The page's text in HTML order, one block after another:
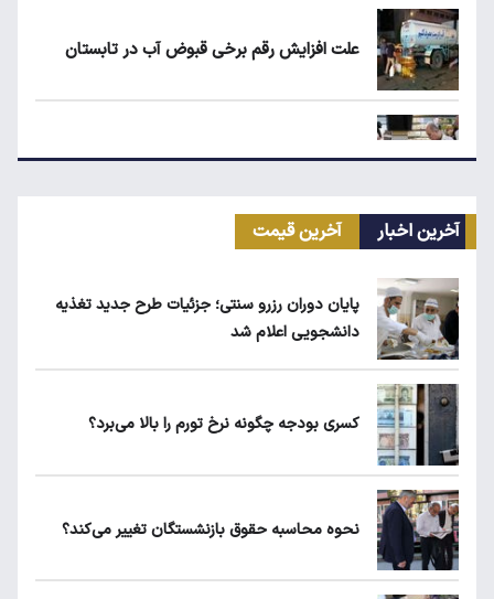
علت افزایش رقم برخی قبوض آب در تابستان
مرغ گران می‌شود
یارانه نقدی و کالابرگ این افراد حذف شد
لبنیات دوباره گران می‌شود؟
آخرین اخبار آخرین قیمت
پایان دوران رزرو سنتی؛ جزئیات طرح جدید تغذیه
دانشجویی اعلام شد
کسری بودجه چگونه نرخ تورم را بالا می‌برد؟
نحوه محاسبه حقوق بازنشستگان تغییر می‌کند؟